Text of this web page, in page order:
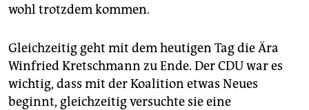
wohl trotzdem kommen.
Gleichzeitig geht mit dem heutigen Tag die Ära
Winfried Kretschmann zu Ende. Der CDU war es
wichtig, dass mit der Koalition etwas Neues
beginnt, gleichzeitig versuchte sie eine